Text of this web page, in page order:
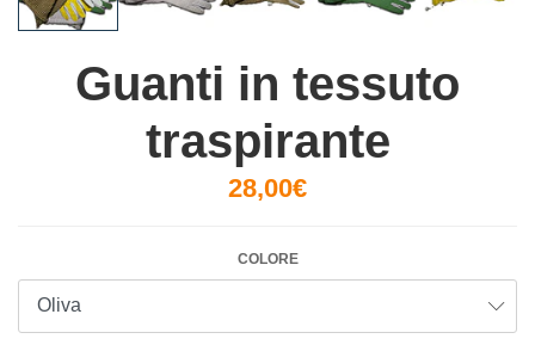
Guanti in tessuto
traspirante
28,00€
COLORE